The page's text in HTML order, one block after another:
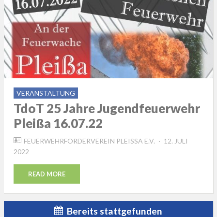
VERANSTALTUNG
TdoT 25 Jahre Jugendfeuerwehr
Pleißa 16.07.22
FEUERWEHRFÖRDERVEREIN PLEISSA E.V.
POSTED
12. JULI
2022
READ MORE
Bereits stattgefunden